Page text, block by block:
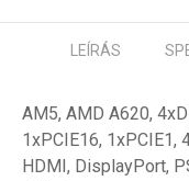
LEÍRÁS
AM5, AMD A620,
1xPCIE16, 1xPCIE1,
HDMI, DisplayPort,